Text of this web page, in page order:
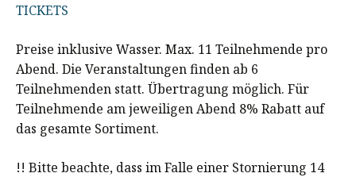
TICKETS
Preise inklusive Wasser. Max. 11 Teilnehmende pro
Abend. Die Veranstaltungen finden ab 6
Teilnehmenden statt. Übertragung möglich. Für
Teilnehmende am jeweiligen Abend 8% Rabatt auf
das gesamte Sortiment.
!! Bitte beachte, dass im Falle einer Stornierung 14